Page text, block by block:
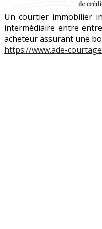
Un courtier immobilier
intermédiaire entre
acheteur assurant une
https://www.ade-